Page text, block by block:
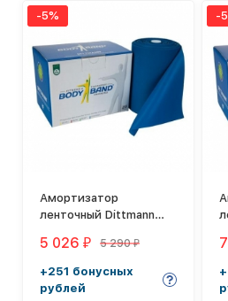
-5%
Амортизатор
ленточный Dittmann
5 026₽ 5 290₽
+251 бонусных
рублей
-